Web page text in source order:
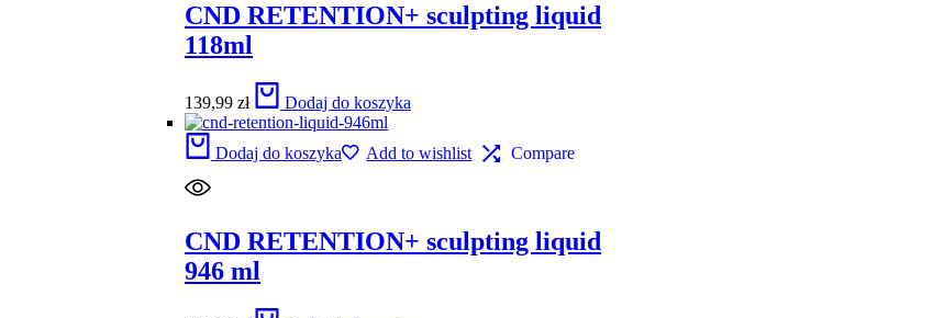
CND RETENTION+ sculpting liquid
118ml
139,99 zł Dodaj do koszyka
Dodaj do koszyka Add to wishlist Compare
CND RETENTION+ sculpting liquid
946 ml